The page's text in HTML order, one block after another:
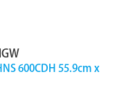
600CDH 55.9cm x